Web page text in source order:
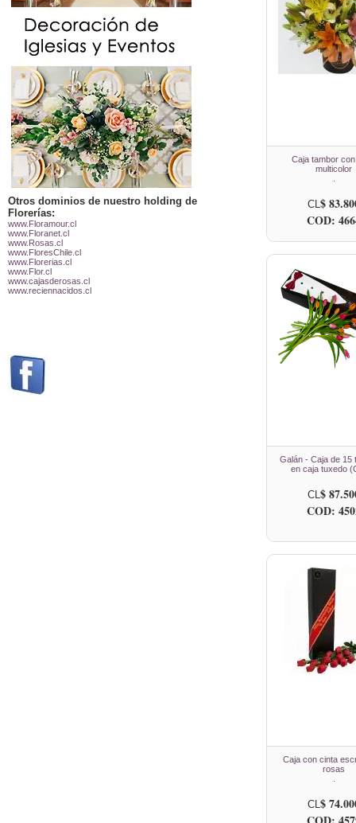
Otros dominios de nuestro holding de
Florerías:
www.Floramour.cl
www.Floranet.cl
www.Rosas.cl
www.FloresChile.cl
www.Florerias.cl
www.Flor.cl
www.cajasderosas.cl
www.reciennacidos.cl
Caja tambor con
multicolor
CL$
COD:
Galán - Caja de 15
en caja tuxedo
CL$
COD:
Caja con cinta
rosas
CL$